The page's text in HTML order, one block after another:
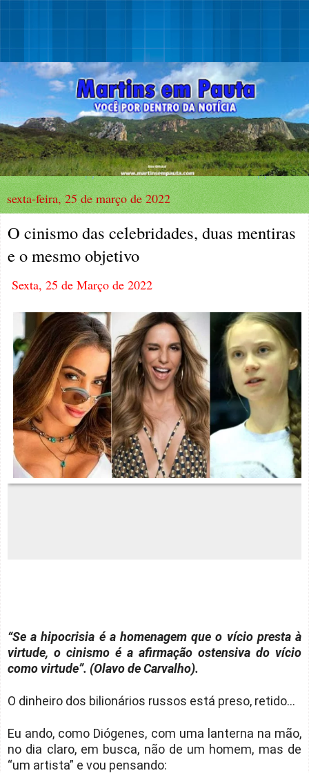
sexta-feira, 25 de março de 2022
O cinismo das celebridades, duas mentiras
e o mesmo objetivo
Sexta, 25 de Março de 2022
“Se a hipocrisia é a homenagem que o vício presta à
virtude, o cinismo é a afirmação ostensiva do vício
como virtude”. (Olavo de Carvalho).
O dinheiro dos bilionários russos está preso, retido...
Eu ando, como Diógenes, com uma lanterna na mão,
no dia claro, em busca, não de um homem, mas de
“um artista” e vou pensando: